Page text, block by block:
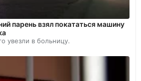
парень взял покататься машину
увезли в больницу.